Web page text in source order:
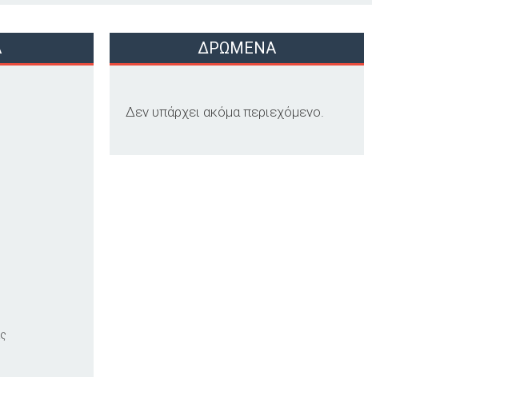
ΔΡΩΜΕΝΑ
Δεν υπάρχει ακόμα περιεχόμενο.